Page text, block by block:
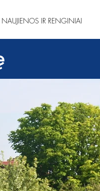
NAUJIENOS IR RENGINIAI